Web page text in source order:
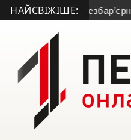
НАЙСВІЖІШЕ:з безбар’єрності •